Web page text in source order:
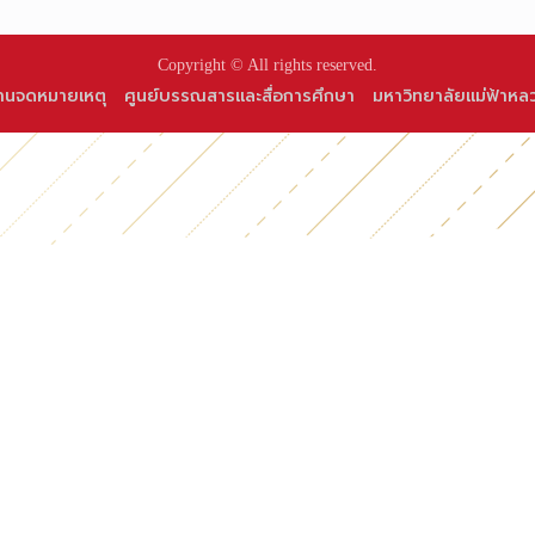
Copyright © All rights reserved.
นจดหมายเหตุ ศูนย์บรรณสารและสื่อการศึกษา มหาวิทยาลัยแม่ฟ้าหล